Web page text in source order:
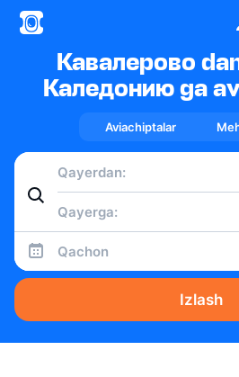
Кавалерово
Каледонию ga
Aviachiptalar
Qachon
Izlash